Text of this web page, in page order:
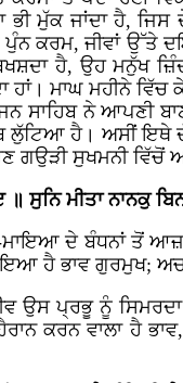
ਭੀ ਮੁੱਕ ਜਾਂਦਾ ਹੈ,
ਪੁੰਨ ਕਰਮ, ਜੀਵਾਂ
ਹੈ, ਉਹ ਮਨੁੱਖ
ਹਾਂ। ਮਾਘ ਮਹੀਨੇ
ਨੇ ਆਪਣੀ
ਹੈ। ਅਸੀਂ ਇਥੇ
ਗਉੜੀ ਸੁਖਮਨੀ ਵਿੱਚੋਂ
ਮੀਤਾ ਨਾਨਕੁ
ਦੇ ਬੰਧਨਾਂ ਤੋਂ
ਭਾਵ ਗੁਰਮੁਖ;
ਪ੍ਰਭੂ ਨੂੰ ਸਿਮਰਦਾ
ਕਰਨ ਵਾਲਾ ਹੈ